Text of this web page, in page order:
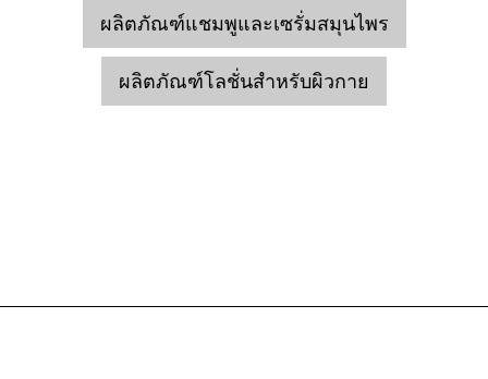
ผลิตภัณฑ์แชมพูและเซรั่มสมุนไพร
ผลิตภัณฑ์โลชั่นสำหรับผิวกาย